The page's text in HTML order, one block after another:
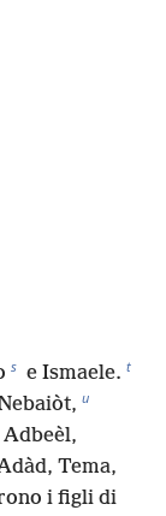
s e Ismaele. t
u
Adbeèl,
Tema,
i figli di